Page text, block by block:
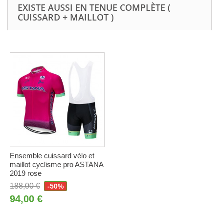
EXISTE AUSSI EN TENUE COMPLÈTE (
CUISSARD + MAILLOT )
Ensemble cuissard vélo et
maillot cyclisme pro ASTANA
2019 rose
188,00 €
-50%
94,00 €